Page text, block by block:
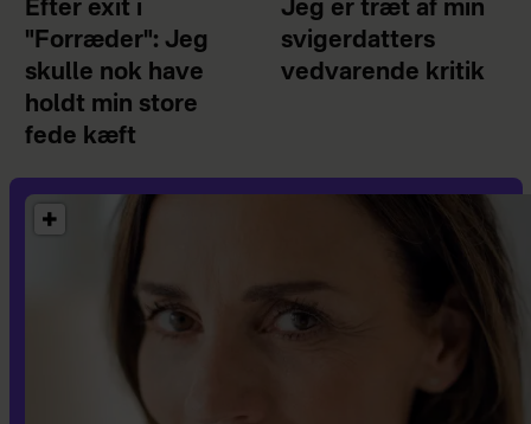
Efter exit i
"Forræder": Jeg
skulle nok have
holdt min store
fede kæft
Jeg er træt af min
svigerdatters
vedvarende kritik